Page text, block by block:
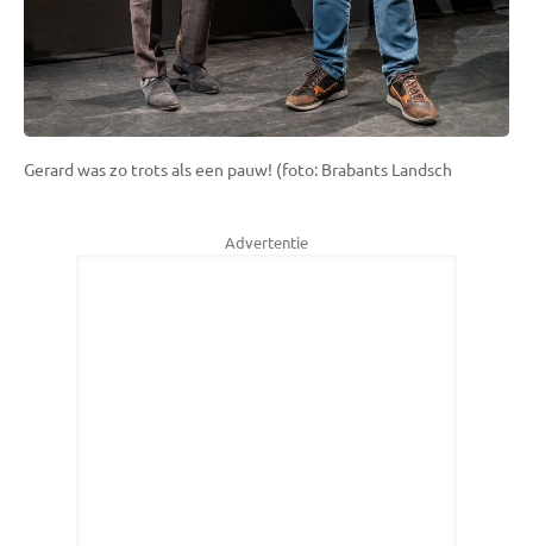
Gerard was zo trots als een pauw! (foto: Brabants Landsch
Advertentie